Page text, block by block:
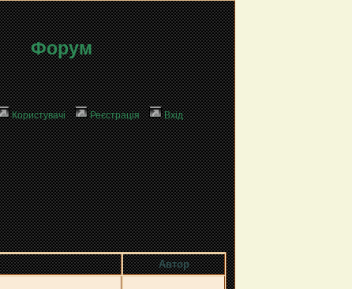
Форум
Користувачі Реєстрація Вхід
Автор